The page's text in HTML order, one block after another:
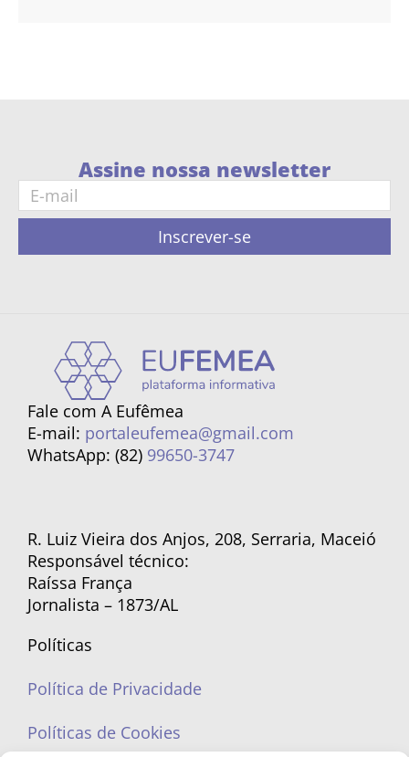
Assine nossa newsletter
Inscrever-se
Fale com A Eufêmea
E-mail: portaleufemea@gmail.com
WhatsApp: (82) 99650-3747
R. Luiz Vieira dos Anjos, 208, Serraria, Maceió
Responsável técnico:
Raíssa França
Jornalista – 1873/AL
Políticas
Política de Privacidade
Políticas de Cookies